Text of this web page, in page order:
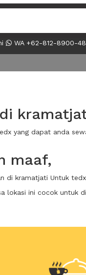
WA +62-812-8900-
yang dapat anda
maaf,
di kramatjati Untuk tedx
lokasi ini cocok untuk